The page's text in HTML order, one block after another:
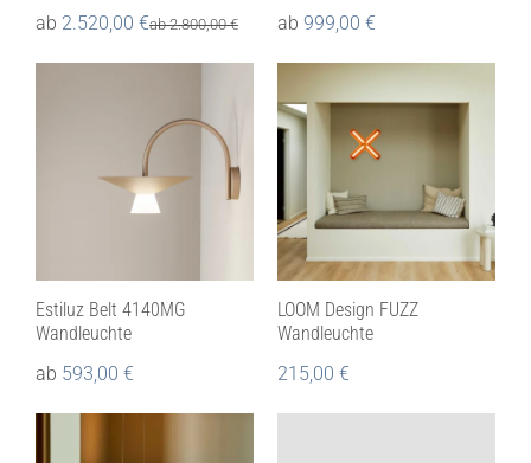
ab 2.520,00 €ab2.800,00€
ab 999,00 €
Estiluz Belt 4140MG
Wandleuchte
ab 593,00 €
LOOM Design FUZZ
Wandleuchte
215,00 €